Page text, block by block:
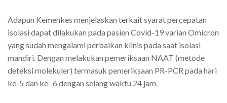
Adapun Kemenkes menjelaskan terkait syarat percepatan
isolasi dapat dilakukan pada pasien Covid-19 varian Omicron
yang sudah mengalami perbaikan klinis pada saat isolasi
mandiri. Dengan melakukan pemeriksaan NAAT (metode
deteksi molekuler) termasuk pemeriksaan PR-PCR pada hari
ke-5 dan ke- 6 dengan selang waktu 24 jam.